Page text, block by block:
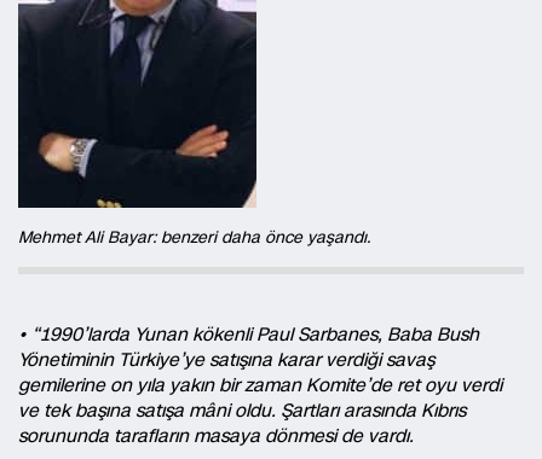
Mehmet Ali Bayar: benzeri daha önce yaşandı.
• “1990’larda Yunan kökenli Paul Sarbanes, Baba Bush
Yönetiminin Türkiye’ye satışına karar verdiği savaş
gemilerine on yıla yakın bir zaman Komite’de ret oyu verdi
ve tek başına satışa mâni oldu. Şartları arasında Kıbrıs
sorununda tarafların masaya dönmesi de vardı.